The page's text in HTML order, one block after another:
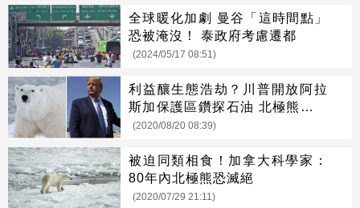
全球暖化加劇 曼谷「這時間點」
恐被淹沒！ 泰政府考慮遷都
(2024/05/17 08:51)
利益釀生態浩劫？川普開放阿拉
斯加保護區鑽探石油 北極熊受威
脅
(2020/08/20 08:39)
被迫同類相食！加拿大科學家：
80年內北極熊恐滅絕
(2020/07/29 21:11)